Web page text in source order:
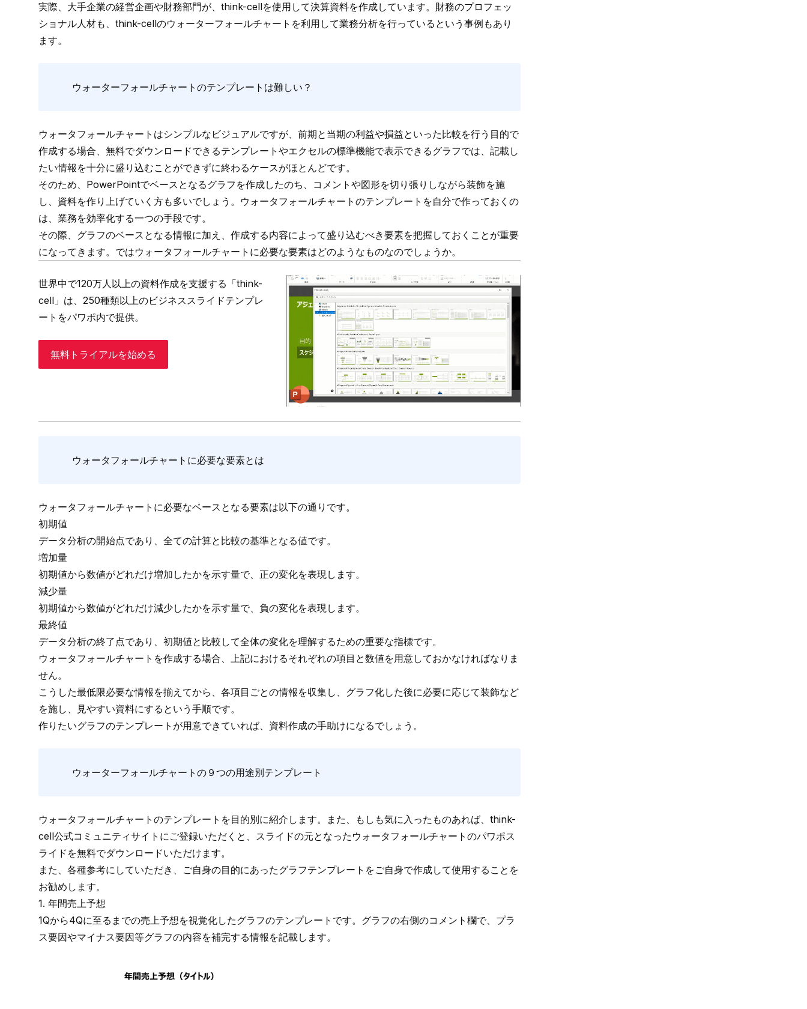
実際、大手企業の経営企画や財務部門が、think-cellを使用して決算資料を作成しています。財務のプロフェッ
ショナル人材も、 think-cellのウォーターフォールチャートを利用して業務分析を行っているという事例 もあり
ます。
ウォーターフォールチャートのテンプレートは難しい？
ウォータフォールチャートはシンプルなビジュアルですが、前期と当期の利益や損益といった比較を行う目的で
作成する場合、無料でダウンロードできるテンプレートやエクセルの標準機能で表示できるグラフでは、記載し
たい情報を十分に盛り込むことができずに終わるケースがほとんどです。
そのため、PowerPointでベースとなるグラフを作成したのち、コメントや図形を切り張りしながら装飾を施
し、資料を作り上げていく方も多いでしょう。 ウォータフォールチャートのテンプレート を自分で作っておくの
は、業務を効率化する一つの手段です。
その際、グラフのベースとなる情報に加え、作成する内容によって盛り込むべき要素を把握しておくことが重要
になってきます。ではウォータフォールチャートに必要な要素はどのようなものなのでしょうか。
世界中で120万人以上の資料作成を支援する「think-
cell 」は、 250種類以上のビジネススライドテンプレ
ートをパワポ内で提供。
無料トライアルを始める
ウォータフォールチャートに必要な要素とは
ウォータフォールチャートに必要なベースとなる要素は以下の通りです。
初期値
データ分析の開始点であり、全ての計算と比較の基準となる値です。
増加量
初期値から数値がどれだけ増加したかを示す量で、正の変化を表現します。
減少量
初期値から数値がどれだけ減少したかを示す量で、負の変化を表現します。
最終値
データ分析の終了点であり、初期値と比較して全体の変化を理解するための重要な指標です。
ウォータフォールチャートを作成する場合、上記におけるそれぞれの項目と数値を用意しておかなければなりま
せん。
こうした最低限必要な情報を揃えてから、各項目ごとの情報を収集し、グラフ化した後に必要に応じて装飾など
を施し、見やすい資料にするという手順です。
作りたいグラフのテンプレートが用意できていれば、資料作成の手助けになるでしょう。
ウォーターフォールチャートの９つの用途別テンプレート
ウォータフォールチャートのテンプレートを目的別に紹介します。また、もしも気に入ったものあれば、 think-
cell公式コミュニティサイト にご登録いただくと、スライドの元となった ウォータフォールチャートのパワポス
ライド を無料でダウンロードいただけます。
また、各種参考にしていただき、ご自身の目的にあったグラフテンプレート をご自身で作成して使用することを
お勧めします。
1. 年間売上予想
1Qから4Qに至るまでの売上予想を視覚化したグラフのテンプレートです。グラフの右側のコメント欄で、プラ
ス要因やマイナス要因等グラフの内容を補完する情報を記載します。